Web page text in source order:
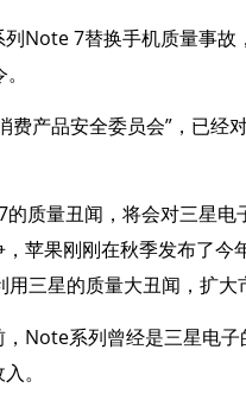
Note 7替换手机质量事
费产品安全委员会”，已
质量丑闻，将会对三星
苹果刚刚在秋季发布了今
三星的质量大丑闻，扩大
Note系列曾经是三星电
。